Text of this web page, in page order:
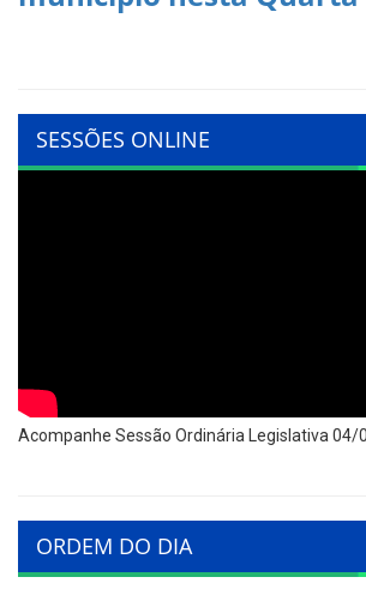
SESSÕES ONLINE
Acompanhe Sessão Ordinária Legislativa 04/
ORDEM DO DIA